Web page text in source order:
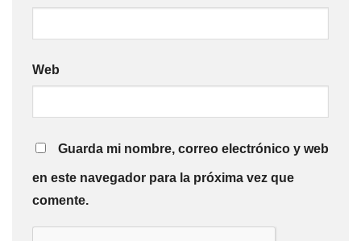
Web
Guarda mi nombre, correo electrónico y web
en este navegador para la próxima vez que
comente.